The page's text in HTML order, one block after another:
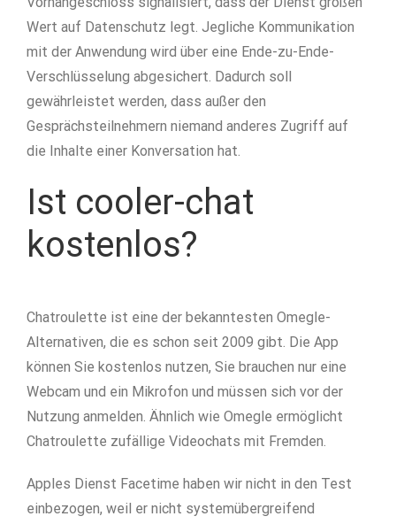
Wert auf Datenschutz legt. Jegliche Kommunikation
mit der Anwendung wird über eine Ende-zu-Ende-
Verschlüsselung abgesichert. Dadurch soll
gewährleistet werden, dass außer den
Gesprächsteilnehmern niemand anderes Zugriff auf
die Inhalte einer Konversation hat.
Ist cooler-chat
kostenlos?
Chatroulette ist eine der bekanntesten Omegle-
Alternativen, die es schon seit 2009 gibt. Die App
können Sie kostenlos nutzen, Sie brauchen nur eine
Webcam und ein Mikrofon und müssen sich vor der
Nutzung anmelden. Ähnlich wie Omegle ermöglicht
Chatroulette zufällige Videochats mit Fremden.
Apples Dienst Facetime haben wir nicht in den Test
einbezogen, weil er nicht system­über­greifend